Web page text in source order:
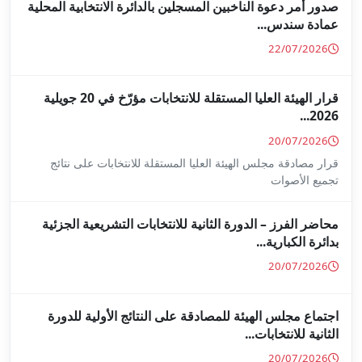
بالدائرة الانتخابية المحلية
قرار الهيئة العليا المستقلة للانتخابات مؤرّخ في 20 جويلية
المستقلة للانتخابات على نتائج
للانتخابات التشريعية الجزئية
على النتائج الأولية للدورة